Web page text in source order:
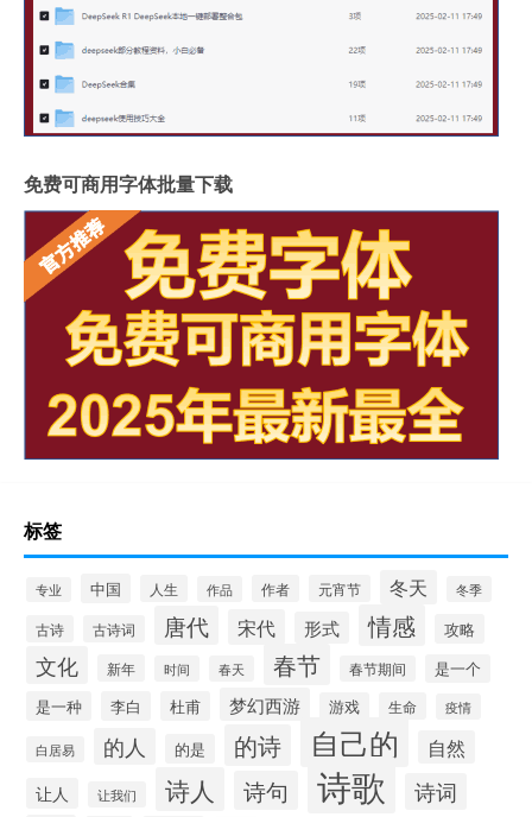
免费可商用字体批量下载
标签
专业 中国 人生 作品 作者 元宵节 冬天 冬季
古诗 古诗词 唐代 宋代 形式 情感 攻略
文化 新年 时间 春天 春节 春节期间 是一个
是一种 李白 杜甫 梦幻西游 游戏 生命 疫情
白居易 的人 的是 的诗 自己的 自然
让人 让我们 诗人 诗句 诗歌 诗词